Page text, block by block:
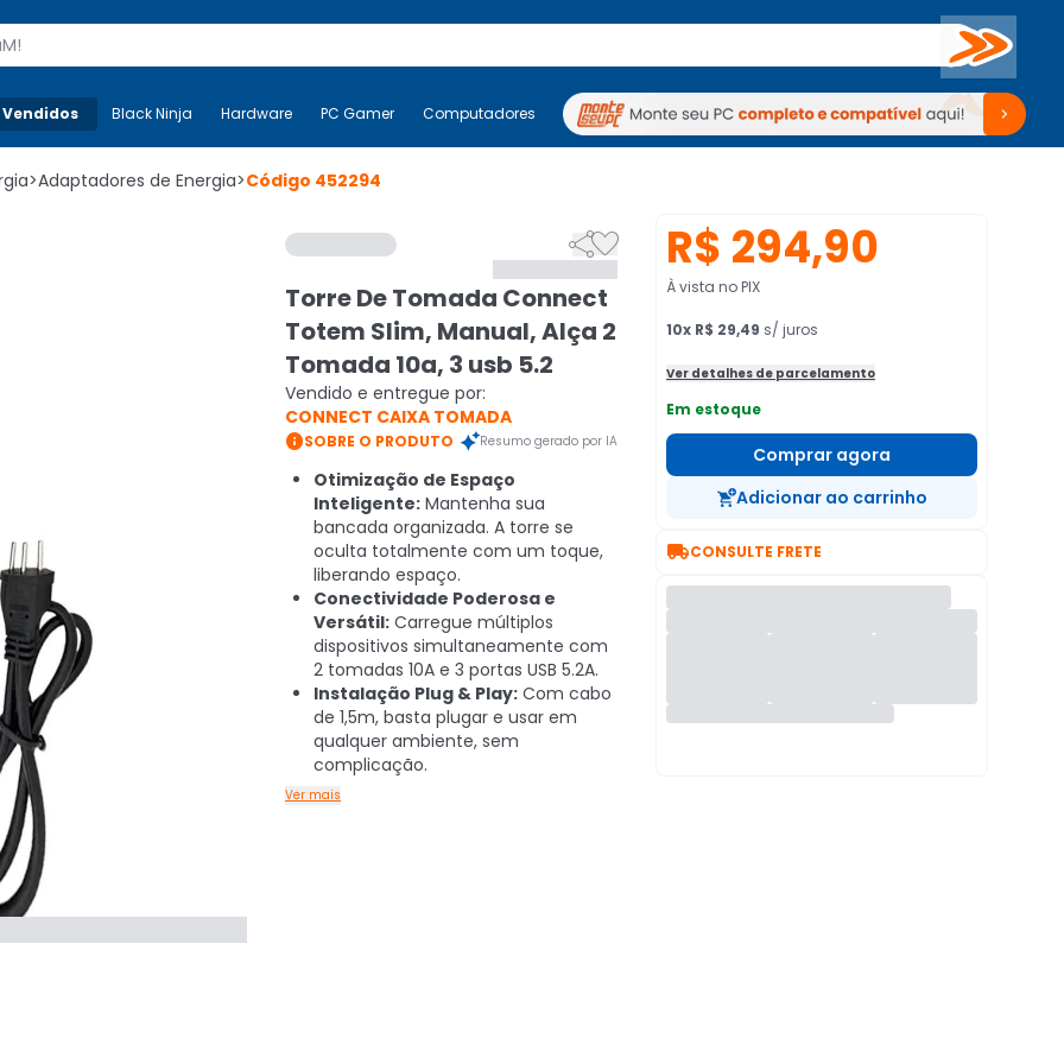
Buscar
Mais-v- Black Ninja Hardware PC Gamer Computadores Periféricos TV Venda no KaBuM!
Black Ninja Hardware PC Gamer Computadores Periféricos TV Venda no KaBuM!
>Adaptadores de Energia>Código 452294

Torre De Tomada Connect
Totem Slim, Manual, Alça 2
Tomada 10a, 3 usb 5.2
Vendido e entregue por:
CONNECT CAIXA TOMADA
SOBRE O PRODUTO Resumo gerado por IA
Otimização de Espaço
Inteligente: Mantenha sua
bancada organizada. A torre se
oculta totalmente com um toque,
liberando espaço.
Conectividade Poderosa e
Versátil: Carregue múltiplos
dispositivos simultaneamente com
2 tomadas 10A e 3 portas USB 5.2A.
Instalação Plug & Play: Com cabo
de 1,5m, basta plugar e usar em
qualquer ambiente, sem
complicação.
Ver mais
R$ 294,90
À vista no PIX
10x R$ 29,49 s/ juros
Ver detalhes de parcelamento
Em estoque
Comprar agora
Adicionar ao carrinho
CONSULTE FRETE